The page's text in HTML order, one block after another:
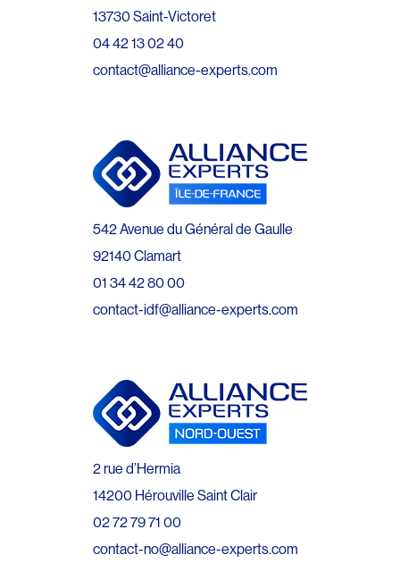
13730 Saint-Victoret
04 42 13 02 40
contact@alliance-experts.com
542 Avenue du Général de Gaulle
92140 Clamart
01 34 42 80 00
contact-idf@alliance-experts.com
2 rue d’Hermia
14200 Hérouville Saint Clair
02 72 79 71 00
contact-no@alliance-experts.com